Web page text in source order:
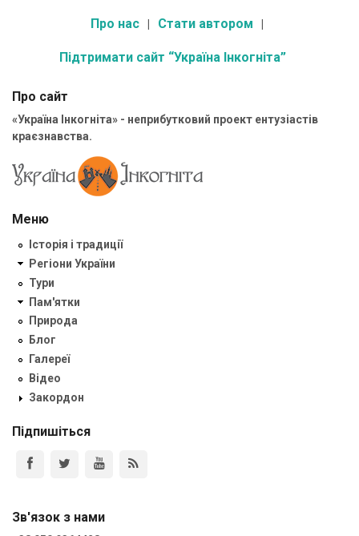
Про нас Стати автором
Підтримати сайт “Україна Інкогніта”
Про сайт
«Україна Інкогніта» - неприбутковий проект ентузіастів
краєзнавства.
Меню
Історія і традиції
Регіони України
Тури
Пам'ятки
Природа
Блог
Галереї
Відео
Закордон
Підпишіться
Зв'язок з нами